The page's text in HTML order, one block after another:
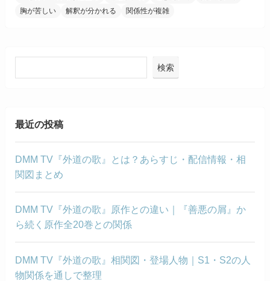
胸が苦しい
解釈が分かれる 関係性が複雑
検索
最近の投稿
DMM TV『外道の歌』とは？あらすじ・配信情報・相
関図まとめ
DMM TV『外道の歌』原作との違い｜『善悪の屑』か
ら続く原作全20巻との関係
DMM TV『外道の歌』相関図・登場人物｜S1・S2の人
物関係を通しで整理